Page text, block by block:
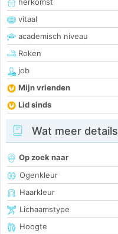
vitaal
academisch niveau
Roken
job
Mijn vrienden
Lid sinds
Wat meer details
Op zoek naar
Ogenkleur
Haarkleur
Lichaamstype
Hoogte